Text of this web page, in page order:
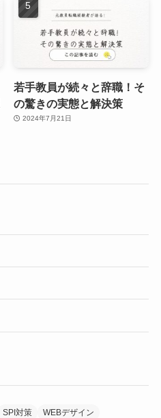
若手教員が続々と辞職！そ
の驚きの実態と解決策
2024年7月21日
SPI対策
WEBデザイン